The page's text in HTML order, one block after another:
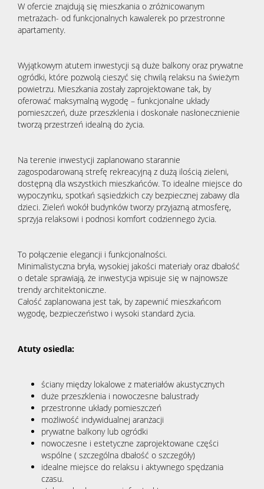
W ofercie znajdują się mieszkania o zróżnicowanym
metrażach- od funkcjonalnych kawalerek po przestronne
apartamenty.
Wyjątkowym atutem inwestycji są duże balkony oraz prywatne
ogródki, które pozwolą cieszyć się chwilą relaksu na świeżym
powietrzu. Mieszkania zostały zaprojektowane tak, by
oferować maksymalną wygodę – funkcjonalne układy
pomieszczeń, duże przeszklenia i doskonałe nasłonecznienie
tworzą przestrzeń idealną do życia.
Na terenie inwestycji zaplanowano starannie
zagospodarowaną strefę rekreacyjną z dużą ilością zieleni,
dostępną dla wszystkich mieszkańców. To idealne miejsce do
wypoczynku, spotkań sąsiedzkich czy bezpiecznej zabawy dla
dzieci. Zieleń wokół budynków tworzy przyjazną atmosferę,
sprzyja relaksowi i podnosi komfort codziennego życia.
To połączenie elegancji i funkcjonalności.
Minimalistyczna bryła, wysokiej jakości materiały oraz dbałość
o detale sprawiają, że inwestycja wpisuje się w najnowsze
trendy architektoniczne.
Całość zaplanowana jest tak, by zapewnić mieszkańcom
wygodę, bezpieczeństwo i wysoki standard życia.
Atuty osiedla:
ściany między lokalowe z materiałów akustycznych
duże przeszklenia i nowoczesne balustrady
przestronne układy pomieszczeń
możliwość indywidualnej aranżacji
prywatne balkony lub ogródki
nowoczesne i estetyczne zaprojektowane części
wspólne ( szczególna dbałość o szczegóły)
idealne miejsce do relaksu i aktywnego spędzania
czasu.